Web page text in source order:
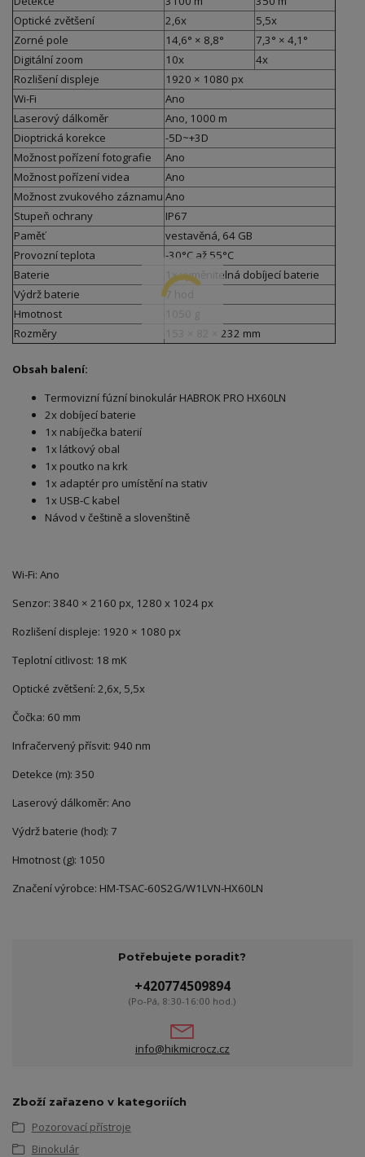
Optické zvětšení
2,6x
5,5x
Zorné pole
14,6° × 8,8°
7,3° × 4,1°
Digitální zoom
10x
4x
Rozlišení displeje
1920 × 1080 px
Wi-Fi
Ano
Laserový dálkoměr
Ano, 1000 m
Dioptrická korekce
-5D~+3D
Možnost pořízení fotografie
Ano
Možnost pořízení videa
Ano
Možnost zvukového záznamu Ano
Stupeň ochrany
IP67
Paměť
vestavěná, 64 GB
Provozní teplota
-30°C až 55°C
Baterie
1x vyměnitelná dobíjecí baterie
Výdrž baterie
7 hod
Hmotnost
Rozměry
153 × 82 × 232 mm
Obsah balení:
Termovizní fúzní binokulár HABROK PRO HX60LN
2x dobíjecí baterie
1x nabíječka baterií
1x látkový obal
1x poutko na krk
1x adaptér pro umístění na stativ
1x USB-C kabel
Návod v češtině a slovenštině
Wi-Fi: Ano
Senzor: 3840 × 2160 px, 1280 x 1024 px
Rozlišení displeje: 1920 × 1080 px
Teplotní citlivost: 18 mK
Optické zvětšení: 2,6x, 5,5x
Čočka: 60 mm
Infračervený přísvit: 940 nm
Detekce (m): 350
Laserový dálkoměr: Ano
Výdrž baterie (hod): 7
Hmotnost (g): 1050
Značení výrobce: HM-TSAC-60S2G/W1LVN-HX60LN
Potřebujete poradit?
+420774509894
(Po-Pá, 8:30-16:00 hod.)
info@hikmicrocz.cz
Zboží zařazeno v kategoriích
Pozorovací přístroje
Binokulár